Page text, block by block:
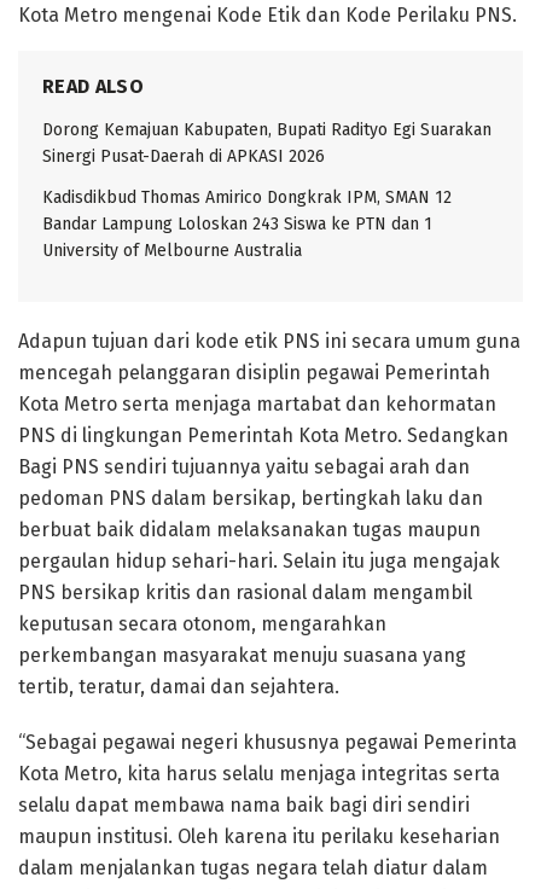
Kota Metro mengenai Kode Etik dan Kode Perilaku PNS.
READ ALSO
Dorong Kemajuan Kabupaten, Bupati Radityo Egi Suarakan
Sinergi Pusat-Daerah di APKASI 2026
Kadisdikbud Thomas Amirico Dongkrak IPM, SMAN 12
Bandar Lampung Loloskan 243 Siswa ke PTN dan 1
University of Melbourne Australia
Adapun tujuan dari kode etik PNS ini secara umum guna
mencegah pelanggaran disiplin pegawai Pemerintah
Kota Metro serta menjaga martabat dan kehormatan
PNS di lingkungan Pemerintah Kota Metro. Sedangkan
Bagi PNS sendiri tujuannya yaitu sebagai arah dan
pedoman PNS dalam bersikap, bertingkah laku dan
berbuat baik didalam melaksanakan tugas maupun
pergaulan hidup sehari-hari. Selain itu juga mengajak
PNS bersikap kritis dan rasional dalam mengambil
keputusan secara otonom, mengarahkan
perkembangan masyarakat menuju suasana yang
tertib, teratur, damai dan sejahtera.
“Sebagai pegawai negeri khususnya pegawai Pemerinta
Kota Metro, kita harus selalu menjaga integritas serta
selalu dapat membawa nama baik bagi diri sendiri
maupun institusi. Oleh karena itu perilaku keseharian
dalam menjalankan tugas negara telah diatur dalam